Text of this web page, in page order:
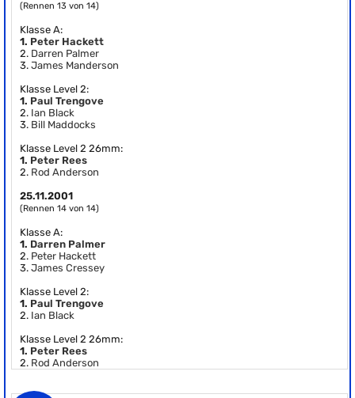
(Rennen 13 von 14)
Klasse A:
1. Peter Hackett
2. Darren Palmer
3. James Manderson
Klasse Level 2:
1. Paul Trengove
2. Ian Black
3. Bill Maddocks
Klasse Level 2 26mm:
1. Peter Rees
2. Rod Anderson
25.11.2001
(Rennen 14 von 14)
Klasse A:
1. Darren Palmer
2. Peter Hackett
3. James Cressey
Klasse Level 2:
1. Paul Trengove
2. Ian Black
Klasse Level 2 26mm:
1. Peter Rees
2. Rod Anderson